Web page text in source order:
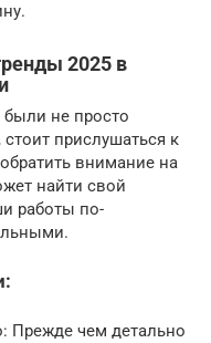
2025 в
не просто
прислушаться к
внимание на
найти свой
работы по-
Прежде чем детально